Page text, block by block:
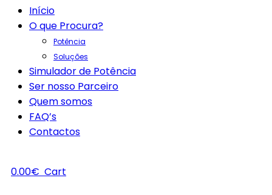
Início
O que Procura?
Potência
Soluções
Simulador de Potência
Ser nosso Parceiro
Quem somos
FAQ’s
Contactos
0.00€ Cart